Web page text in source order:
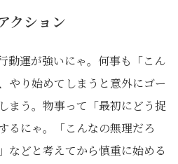
クション
動運が強いにゃ。何事も「こん
やり始めてしまうと意外にゴー
まう。物事って「最初にどう捉
るにゃ。「こんなの無理だろ
などと考えてから慎重に始める